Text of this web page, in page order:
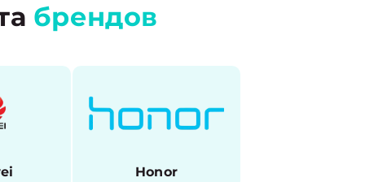
брендов
Honor